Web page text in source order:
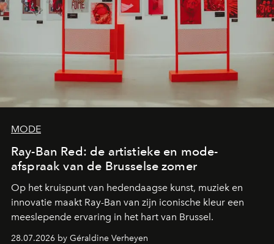
MODE
Ray-Ban Red: de artistieke en mode-
afspraak van de Brusselse zomer
Op het kruispunt van hedendaagse kunst, muziek en
innovatie maakt Ray-Ban van zijn iconische kleur een
meeslepende ervaring in het hart van Brussel.
28.07.2026 by Géraldine Verheyen